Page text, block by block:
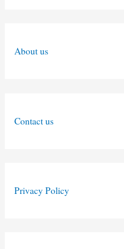
About us
Contact us
Privacy Policy